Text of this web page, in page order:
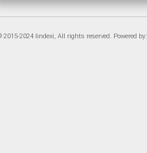
2015-2024 lindexi, All rights reserved. Powered by: